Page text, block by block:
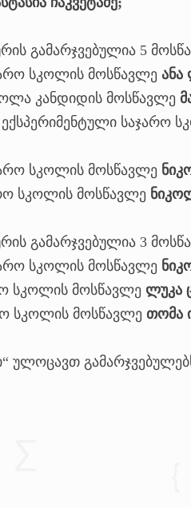
გამარჯვებულია 5
სკოლის მოსწავლე
კანდიდის მოსწავლე
საჯარო
სკოლის მოსწავლე
სკოლის მოსწავლე
გამარჯვებულია 3
სკოლის მოსწავლე
სკოლის მოსწავლე ლუკა
სკოლის მოსწავლე თომა
ულოცავთ